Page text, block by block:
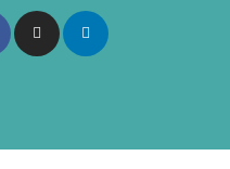
InstagramLinkedin